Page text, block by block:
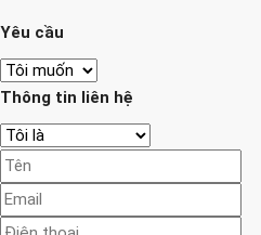
Yêu cầu
Thông tin liên hệ